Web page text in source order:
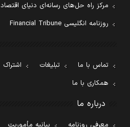
مرکز راه حل‌های رسانه‌ای دنیای اقتصاد
روزنامه انگلیسی Financial Tribune
تماس با ما تبلیغات اشتراک
همکاری با ما
درباره ما